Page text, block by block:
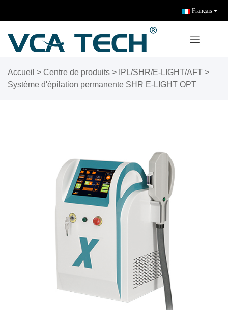
Français
Accueil > Centre de produits > IPL/SHR/E-LIGHT/AFT >
Système d'épilation permanente SHR E-LIGHT OPT